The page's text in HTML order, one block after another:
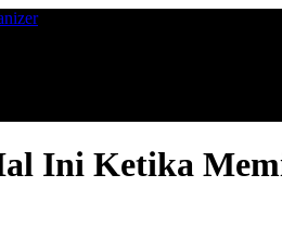
Ini Ketika